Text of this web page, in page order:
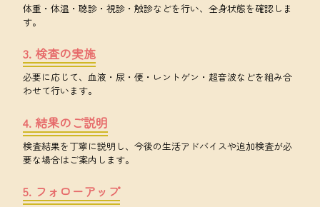
体重・体温・聴診・視診・触診などを行い、全身状態を確認しま
す。
3. 検査の実施
必要に応じて、血液・尿・便・レントゲン・超音波などを組み合
わせて行います。
4. 結果のご説明
検査結果を丁寧に説明し、今後の生活アドバイスや追加検査が必
要な場合はご案内します。
5. フォローアップ